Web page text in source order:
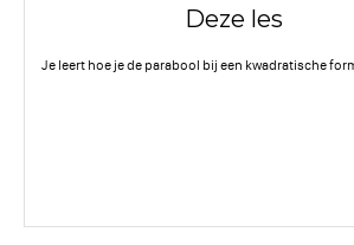
Deze les
Je leert hoe je de parabool bij een kwadratische